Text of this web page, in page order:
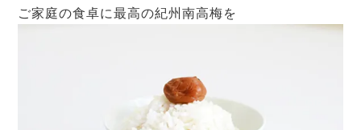
ご家庭の食卓に最高の紀州南高梅を